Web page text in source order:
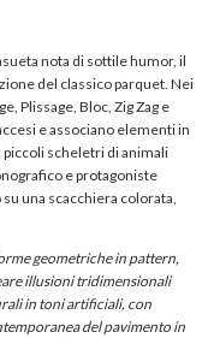
nota di sottile humor, il
del classico parquet. Nei
Plissage, Bloc, Zig Zag e
e associano elementi in
scheletri di animali
e protagoniste
una scacchiera colorata,
geometriche in pattern,
illusioni tridimensionali
in toni artificiali, con
del pavimento in